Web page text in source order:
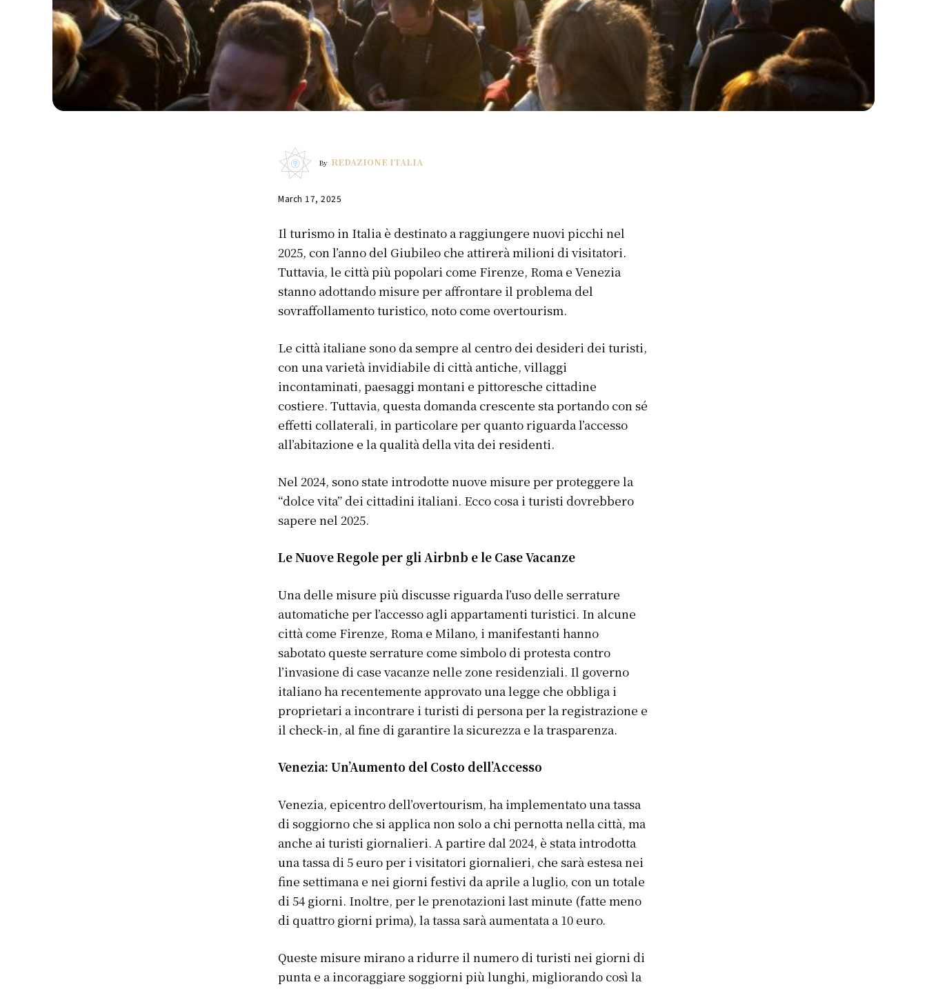
By REDAZIONE ITALIA
March 17, 2025
Il turismo in Italia è destinato a raggiungere nuovi picchi nel
2025, con l’anno del Giubileo che attirerà milioni di visitatori.
Tuttavia, le città più popolari come Firenze, Roma e Venezia
stanno adottando misure per affrontare il problema del
sovraffollamento turistico, noto come overtourism.
Le città italiane sono da sempre al centro dei desideri dei turisti,
con una varietà invidiabile di città antiche, villaggi
incontaminati, paesaggi montani e pittoresche cittadine
costiere. Tuttavia, questa domanda crescente sta portando con sé
effetti collaterali, in particolare per quanto riguarda l’accesso
all’abitazione e la qualità della vita dei residenti.
Nel 2024, sono state introdotte nuove misure per proteggere la
“dolce vita” dei cittadini italiani. Ecco cosa i turisti dovrebbero
sapere nel 2025.
Le Nuove Regole per gli Airbnb e le Case Vacanze
Una delle misure più discusse riguarda l’uso delle serrature
automatiche per l’accesso agli appartamenti turistici. In alcune
città come Firenze, Roma e Milano, i manifestanti hanno
sabotato queste serrature come simbolo di protesta contro
l’invasione di case vacanze nelle zone residenziali. Il governo
italiano ha recentemente approvato una legge che obbliga i
proprietari a incontrare i turisti di persona per la registrazione e
il check-in, al fine di garantire la sicurezza e la trasparenza.
Venezia: Un’Aumento del Costo dell’Accesso
Venezia, epicentro dell’overtourism, ha implementato una tassa
di soggiorno che si applica non solo a chi pernotta nella città, ma
anche ai turisti giornalieri. A partire dal 2024, è stata introdotta
una tassa di 5 euro per i visitatori giornalieri, che sarà estesa nei
fine settimana e nei giorni festivi da aprile a luglio, con un totale
di 54 giorni. Inoltre, per le prenotazioni last minute (fatte meno
di quattro giorni prima), la tassa sarà aumentata a 10 euro.
Queste misure mirano a ridurre il numero di turisti nei giorni di
punta e a incoraggiare soggiorni più lunghi, migliorando così la